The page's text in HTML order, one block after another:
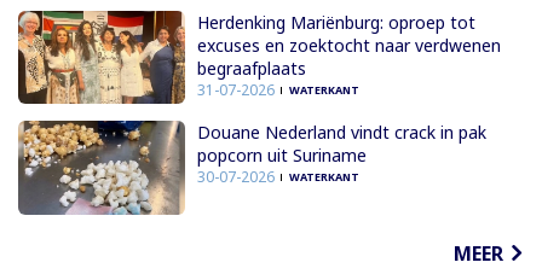
Herdenking Mariënburg: oproep tot
excuses en zoektocht naar verdwenen
begraafplaats
31-07-2026 WATERKANT
Douane Nederland vindt crack in pak
popcorn uit Suriname
30-07-2026 WATERKANT
MEER